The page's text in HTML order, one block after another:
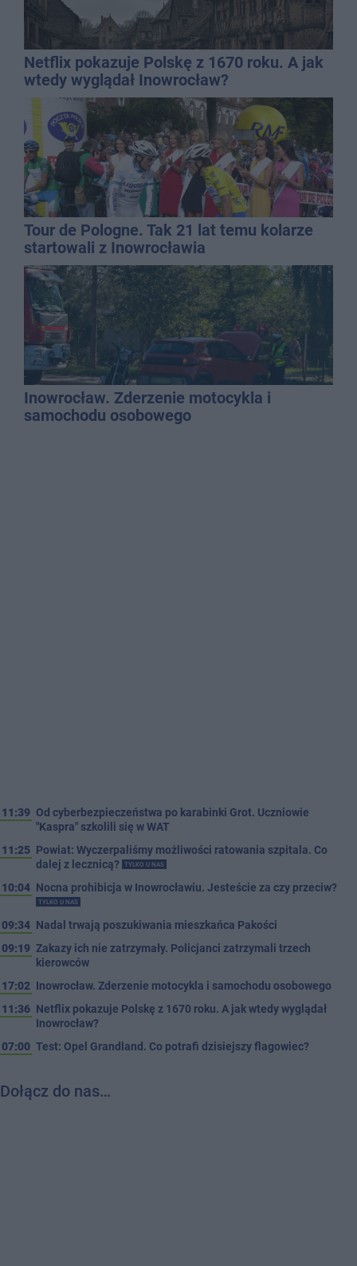
Netflix pokazuje Polskę z 1670 roku. A jak
wtedy wyglądał Inowrocław?
Tour de Pologne. Tak 21 lat temu kolarze
startowali z Inowrocławia
Inowrocław. Zderzenie motocykla i
samochodu osobowego
11:39 Od cyberbezpieczeństwa po karabinki Grot. Uczniowie
"Kaspra" szkolili się w WAT
11:25 Powiat: Wyczerpaliśmy możliwości ratowania szpitala. Co
dalej z lecznicą?
TYLKO U NAS
10:04 Nocna prohibicja w Inowrocławiu. Jesteście za czy przeciw?
TYLKO U NAS
09:34 Nadal trwają poszukiwania mieszkańca Pakości
09:19 Zakazy ich nie zatrzymały. Policjanci zatrzymali trzech
kierowców
17:02 Inowrocław. Zderzenie motocykla i samochodu osobowego
11:36 Netflix pokazuje Polskę z 1670 roku. A jak wtedy wyglądał
Inowrocław?
07:00 Test: Opel Grandland. Co potrafi dzisiejszy flagowiec?
Dołącz do nas…